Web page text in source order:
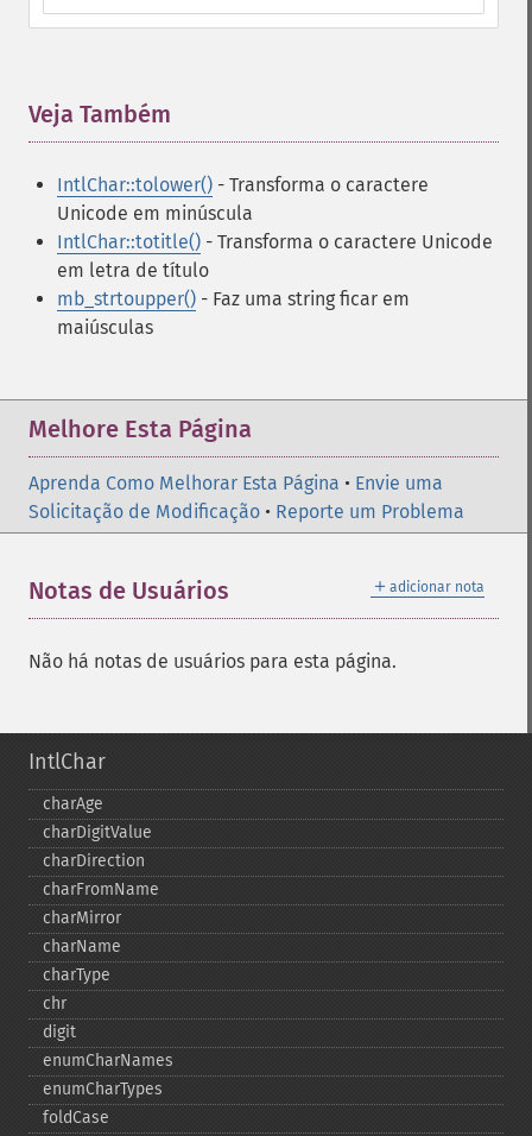
Veja Também
IntlChar::tolower() - Transforma o caractere
Unicode em minúscula
IntlChar::totitle() - Transforma o caractere Unicode
em letra de título
mb_strtoupper() - Faz uma string ficar em
maiúsculas
Melhore Esta Página
Aprenda Como Melhorar Esta Página • Envie uma
Solicitação de Modificação • Reporte um Problema
＋ adicionar nota
Notas de Usuários
Não há notas de usuários para esta página.
IntlChar
charAge
charDigitValue
charDirection
charFromName
charMirror
charName
charType
chr
digit
enumCharNames
enumCharTypes
foldCase